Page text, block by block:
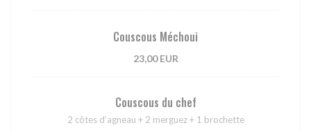
Couscous Méchoui
23,00 EUR
Couscous du chef
2 côtes d’agneau + 2 merguez + 1 brochette